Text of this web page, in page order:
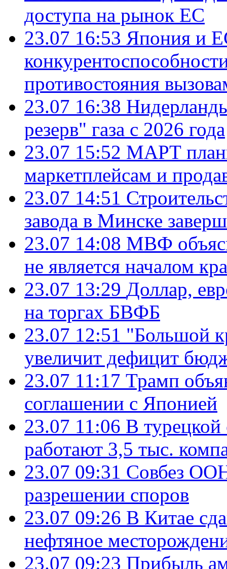
доступа на рынок ЕС
23.07 16:53 Япония и
противостояния
23.07 16:38
резерв" газа с 2026 года
23.07 15:52 МАРТ
маркетплейсам и
23.07 14:51
завода в Минске
23.07 14:08 МВФ
не является началом
23.07 13:29 Доллар,
на торгах БВФБ
23.07 12:51 "Большой
увеличит дефицит
23.07 11:17 Трамп
соглашении с Японией
23.07 11:06 В
работают 3,5 тыс.
23.07 09:31 Совбез
разрешении споров
23.07 09:26 В Китае
нефтяное
23.07 09:23 Прибыль